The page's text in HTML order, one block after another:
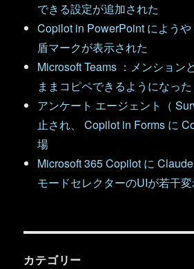
できる設定が追加された
Copilot in PowerPoint によう
盾マークが表示された
Microsoft Teams ：メンション
ままコピペできるようになった
アンケート エージェント（
止され、 Copilot in Forms に
場
Microsoft 365 Copilot に
モードセレクターのUIが若干
カテゴリー